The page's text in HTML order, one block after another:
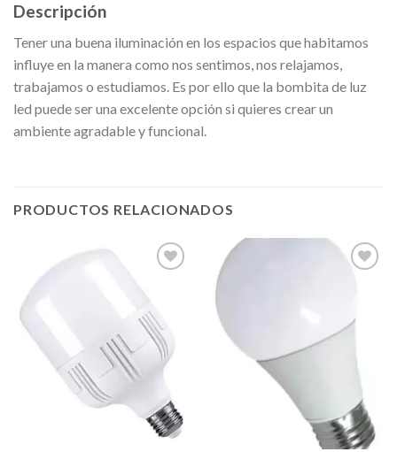
Descripción
Tener una buena iluminación en los espacios que habitamos
influye en la manera como nos sentimos, nos relajamos,
trabajamos o estudiamos. Es por ello que la bombita de luz
led puede ser una excelente opción si quieres crear un
ambiente agradable y funcional.
PRODUCTOS RELACIONADOS
Añadir
a la
lista de
deseos
a la